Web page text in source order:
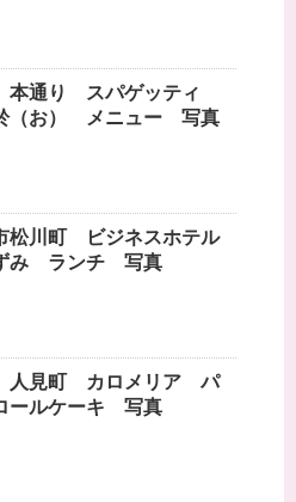
通り スパゲッティ
（お） メニュー 写真
松川町 ビジネスホテル
み ランチ 写真
人見町 カロメリア パ
ルケーキ 写真